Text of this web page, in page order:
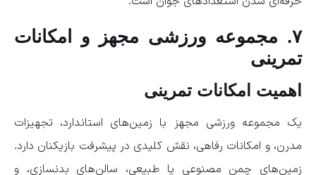
۷. مجموعه ورزشی مجهز و امکانات
تمرینی
اهمیت امکانات تمرینی
یک مجموعه ورزشی مجهز با زمین‌های استاندارد، تجهیزات
مدرن، و امکانات رفاهی، نقش کلیدی در پیشرفت بازیکنان دارد.
زمین‌های چمن مصنوعی یا طبیعی، سالن‌های بدنسازی، و